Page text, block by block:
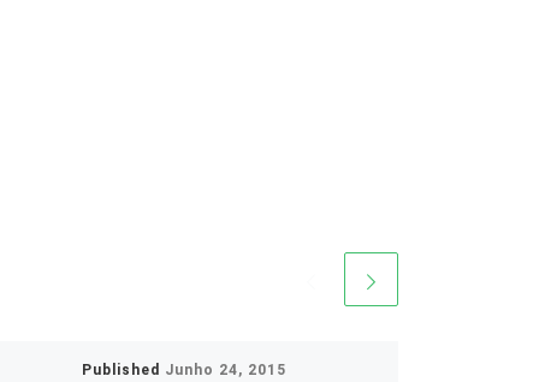
Published Junho 24, 2015